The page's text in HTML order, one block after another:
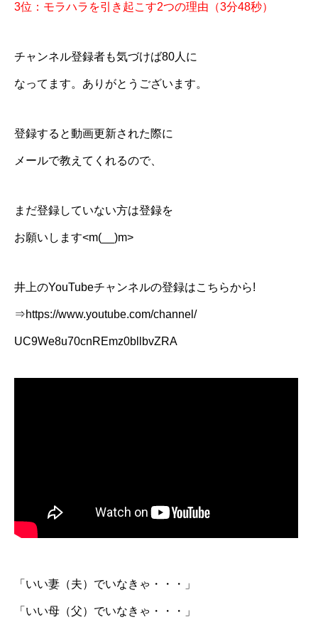
3位：モラハラを引き起こす2つの理由（3分48秒）
チャンネル登録者も気づけば80人に
なってます。ありがとうございます。
登録すると動画更新された際に
メールで教えてくれるので、
まだ登録していない方は登録を
お願いします<m(__)m>
井上のYouTubeチャンネルの登録はこちらから!
⇒https://www.youtube.com/channel/
UC9We8u70cnREmz0bllbvZRA
「いい妻（夫）でいなきゃ・・・」
「いい母（父）でいなきゃ・・・」